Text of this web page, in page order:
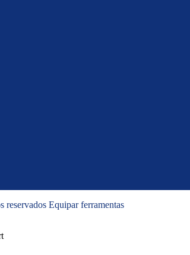
Equipar ferramentas